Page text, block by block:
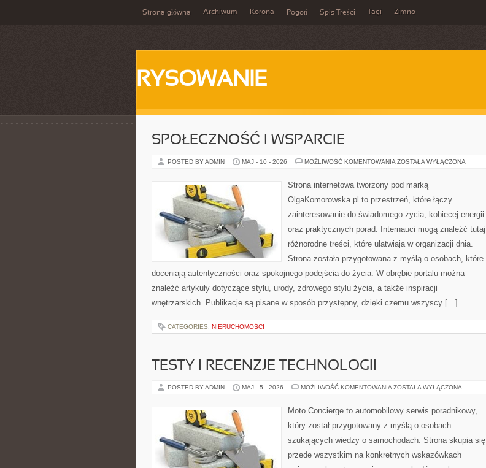
Strona główna Archiwum Korona Pogoń Spis Treści Tagi Zimno
RYSOWANIE
SPOŁECZNOŚĆ I WSPARCIE
POSTED BY ADMIN MAJ - 10 - 2026 MOŻLIWOŚĆ KOMENTOWANIA SPOŁECZNOŚĆ
ZOSTAŁA WYŁĄCZONA
Strona internetowa tworzony pod marką
OlgaKomorowska.pl to przestrzeń, które łączy
zainteresowanie do świadomego życia, kobiecej energii
oraz praktycznych porad. Internauci mogą znaleźć tutaj
różnorodne treści, które ułatwiają w organizacji dnia.
Strona została przygotowana z myślą o osobach, które
doceniają autentyczności oraz spokojnego podejścia do życia. W obrębie portalu można
znaleźć artykuły dotyczące stylu, urody, zdrowego stylu życia, a także inspiracji
wnętrzarskich. Publikacje są pisane w sposób przystępny, dzięki czemu wszyscy […]
CATEGORIES: NIERUCHOMOŚCI
TESTY I RECENZJE TECHNOLOGII
POSTED BY ADMIN MAJ - 5 - 2026 MOŻLIWOŚĆ KOMENTOWANIA TESTY
TECHNOLOGII
ZOSTAŁA WYŁĄCZONA
Moto Concierge to automobilowy serwis poradnikowy,
który został przygotowany z myślą o osobach
szukających wiedzy o samochodach. Strona skupia się
przede wszystkim na konkretnych wskazówkach